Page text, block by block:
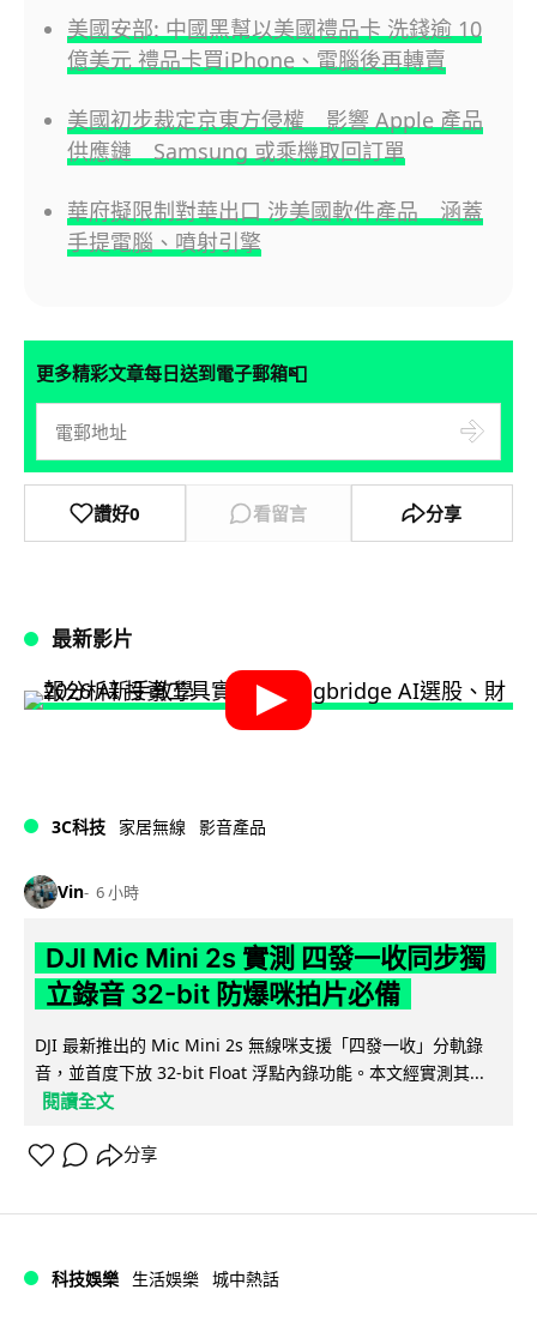
美國安部: 中國黑幫以美國禮品卡 洗錢逾 10
億美元 禮品卡買iPhone、電腦後再轉賣
美國初步裁定京東方侵權 影響 Apple 產品
供應鏈 Samsung 或乘機取回訂單
華府擬限制對華出口 涉美國軟件產品 涵蓋
手提電腦、噴射引擎
更多精彩文章每日送到電子郵箱📮
讚好0 看留言 分享
最新影片
3C科技 家居無線 影音產品
Vin 6 小時
DJI Mic Mini 2s 實測 四發一收同步獨
立錄音 32-bit 防爆咪拍片必備
DJI 最新推出的 Mic Mini 2s 無線咪支援「四發一收」分軌錄
音，並首度下放 32-bit Float 浮點內錄功能。本文經實測其...
閱讀全文
分享
科技娛樂 生活娛樂 城中熱話